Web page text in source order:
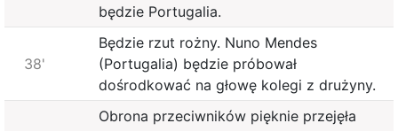
będzie Portugalia.
38'
Będzie rzut rożny. Nuno Mendes
(Portugalia) będzie próbował
dośrodkować na głowę kolegi z drużyny.
Obrona przeciwników pięknie przejęła